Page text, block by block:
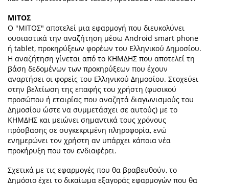
ΜΙΤΟΣ
Ο "ΜΙΤΟΣ" αποτελεί μια εφαρμογή που διευκολύνει
ουσιαστικά την αναζήτηση μέσω Android smart phone
ή tablet, προκηρύξεων φορέων του Ελληνικού Δημοσίου.
Η αναζήτηση γίνεται από το ΚΗΜΔΗΣ που αποτελεί τη
βάση δεδομένων των προκηρύξεων που έχουν
αναρτήσει οι φορείς του Ελληνικού Δημοσίου. Στοχεύει
στην βελτίωση της επαφής του χρήστη (φυσικού
προσώπου ή εταιρίας που αναζητά διαγωνισμούς του
Δημοσίου ώστε να συμμετάσχει σε αυτούς) με το
ΚΗΜΔΗΣ και μειώνει σημαντικά τους χρόνους
πρόσβασης σε συγκεκριμένη πληροφορία, ενώ
ενημερώνει τον χρήστη αν υπάρχει κάποια νέα
προκήρυξη που τον ενδιαφέρει.
Σχετικά με τις εφαρμογές που θα βραβευθούν, το
Δημόσιο έχει το δικαίωμα εξαγοράς εφαρμογών που θα